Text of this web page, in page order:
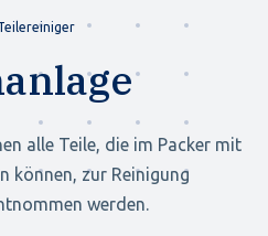
alle Teile, die im Packer mit
können, zur Reinigung
werden.